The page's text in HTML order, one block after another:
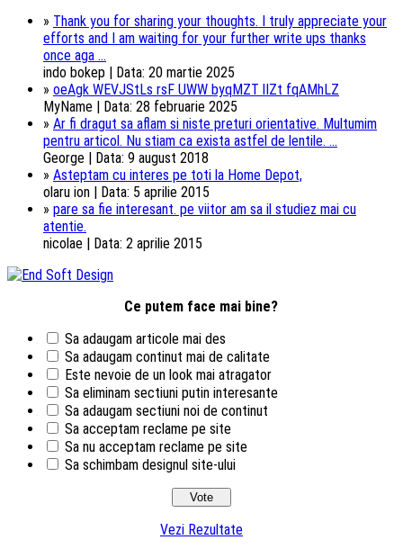
» Thank you for sharing your thoughts. I truly appreciate your
efforts and I am waiting for your further write ups thanks
once aga ...
indo bokep | Data: 20 martie 2025
» oeAgk WEVJStLs rsF UWW byqMZT lIZt fqAMhLZ
MyName | Data: 28 februarie 2025
» Ar fi dragut sa aflam si niste preturi orientative. Multumim
pentru articol. Nu stiam ca exista astfel de lentile. ...
George | Data: 9 august 2018
» Asteptam cu interes pe toti la Home Depot,
olaru ion | Data: 5 aprilie 2015
» pare sa fie interesant. pe viitor am sa il studiez mai cu
atentie.
nicolae | Data: 2 aprilie 2015
Ce putem face mai bine?
Sa adaugam articole mai des
Sa adaugam continut mai de calitate
Este nevoie de un look mai atragator
Sa eliminam sectiuni putin interesante
Sa adaugam sectiuni noi de continut
Sa acceptam reclame pe site
Sa nu acceptam reclame pe site
Sa schimbam designul site-ului
Vezi Rezultate